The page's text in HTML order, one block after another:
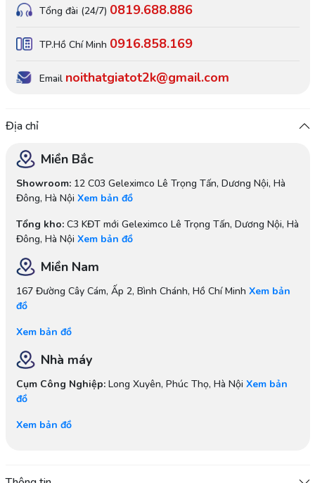
Tổng đài (24/7) 0819.688.886
TP.Hồ Chí Minh 0916.858.169
Email noithatgiatot2k@gmail.com
Địa chỉ
Miền Bắc
Showroom:12 C03 Geleximco Lê Trọng Tấn, Dương Nội, Hà
Đông, Hà Nội Xem bản đồ
Tổng kho:C3 KĐT mới Geleximco Lê Trọng Tấn, Dương Nội, Hà
Đông, Hà Nội Xem bản đồ
Miền Nam
167 Đường Cây Cám, Ấp 2, Bình Chánh, Hồ Chí Minh Xem bản
đồ
Xem bản đồ
Nhà máy
Cụm Công Nghiệp:Long Xuyên, Phúc Thọ, Hà Nội Xem bản
đồ
Xem bản đồ